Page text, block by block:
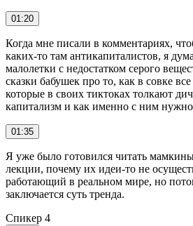
01:20
Когда мне писали в комментариях,
каких-то там антикапиталистов, я
малолетки с недостатком серого
сказки бабушек про то, как в совке
которые в своих тиктоках толкают
капитализм и как именно с ним нужно
01:35
Я уже было готовился читать
лекции, почему их идеи-то не
работающий в реальном мире, но
заключается суть тренда.
Спикер 4